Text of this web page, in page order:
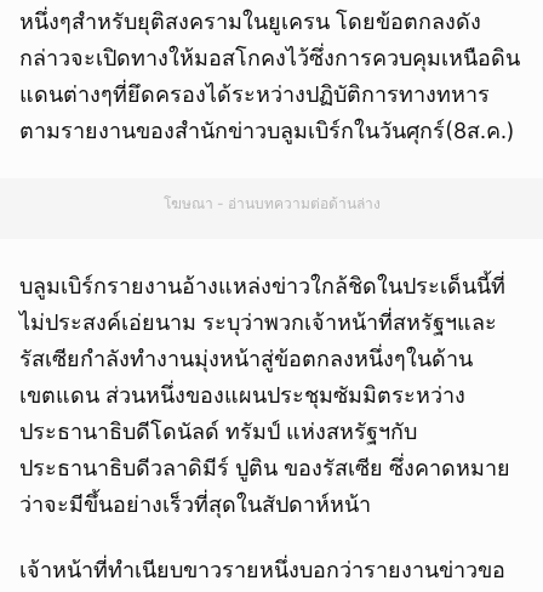
หนึ่งๆสำหรับยุติสงครามในยูเครน โดยข้อตกลงดัง
กล่าวจะเปิดทางให้มอสโกคงไว้ซึ่งการควบคุมเหนือดิน
แดนต่างๆที่ยึดครองได้ระหว่างปฏิบัติการทางทหาร
ตามรายงานของสำนักข่าวบลูมเบิร์กในวันศุกร์(8ส.ค.)
โฆษณา - อ่านบทความต่อด้านล่าง
บลูมเบิร์กรายงานอ้างแหล่งข่าวใกล้ชิดในประเด็นนี้ที่
ไม่ประสงค์เอ่ยนาม ระบุว่าพวกเจ้าหน้าที่สหรัฐฯและ
รัสเซียกำลังทำงานมุ่งหน้าสู่ข้อตกลงหนึ่งๆในด้าน
เขตแดน ส่วนหนึ่งของแผนประชุมซัมมิตระหว่าง
ประธานาธิบดีโดนัลด์ ทรัมป์ แห่งสหรัฐฯกับ
ประธานาธิบดีวลาดิมีร์ ปูติน ของรัสเซีย ซึ่งคาดหมาย
ว่าจะมีขึ้นอย่างเร็วที่สุดในสัปดาห์หน้า
เจ้าหน้าที่ทำเนียบขาวรายหนึ่งบอกว่ารายงานข่าวขอ